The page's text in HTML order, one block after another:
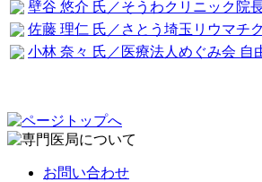
壁谷 悠介 氏／そうわクリニック院
佐藤 理仁 氏／さとう埼玉リウマチ
小林 奈々 氏／医療法人めぐみ会 自
お問い合わせ